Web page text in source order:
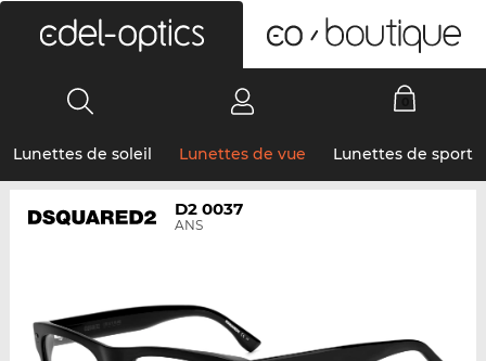
Lunettes de soleil Lunettes de vue Lunettes de sport
D2 0037
ANS